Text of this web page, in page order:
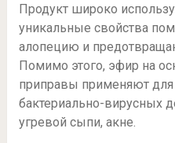
Продукт широко
уникальные свойства
алопецию и
Помимо этого, эфир на
приправы применяют для
бактериально-вирусных
угревой сыпи, акне.